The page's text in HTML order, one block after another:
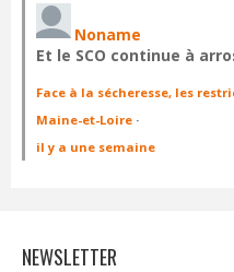
Noname
Et le SCO continue à
Face à la sécheresse, les
Maine-et-Loire ·
il y a une semaine
NEWSLETTER